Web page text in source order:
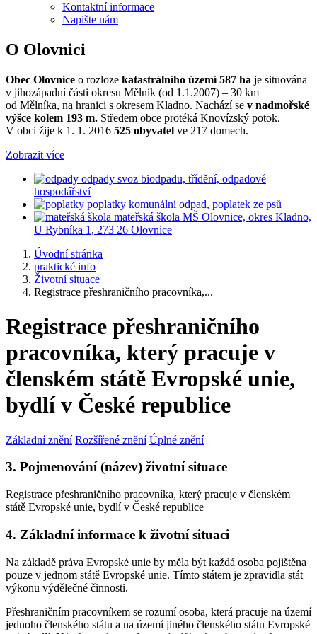
Kontaktní informace
Napište nám
O Olovnici
Obec Olovnice o rozloze katastrálního území 587 ha je situována
v jihozápadní části okresu Mělník (od 1.1.2007) – 30 km
od Mělníka, na hranici s okresem Kladno. Nachází se v nadmořské
výšce kolem 193 m. Středem obce protéká Knovízský potok.
V obci žije k 1. 1. 2016 525 obyvatel ve 217 domech.
Zobrazit více
odpady svoz biodpadu, třídění, odpadové
hospodářství
poplatky komunální odpad, poplatek ze psů
mateřská škola MŠ Olovnice, okres Kladno,
U Rybníka 1, 273 26 Olovnice
Úvodní stránka
praktické info
Životní situace
Registrace přeshraničního pracovníka,...
Registrace přeshraničního
pracovníka, který pracuje v
členském státě Evropské unie,
bydlí v České republice
Základní znění Rozšířené znění Úplné znění
3. Pojmenování (název) životní situace
Registrace přeshraničního pracovníka, který pracuje v členském
státě Evropské unie, bydlí v České republice
4. Základní informace k životní situaci
Na základě práva Evropské unie by měla být každá osoba pojištěna
pouze v jednom státě Evropské unie. Tímto státem je zpravidla stát
výkonu výdělečné činnosti.
Přeshraničním pracovníkem se rozumí osoba, která pracuje na území
jednoho členského státu a na území jiného členského státu Evropské